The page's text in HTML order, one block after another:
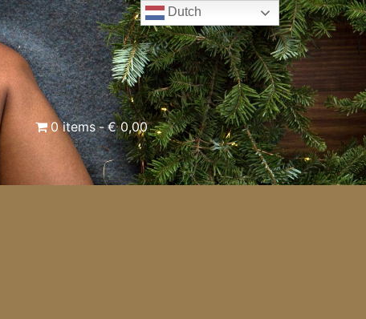
0 items € 0,00
Dutch